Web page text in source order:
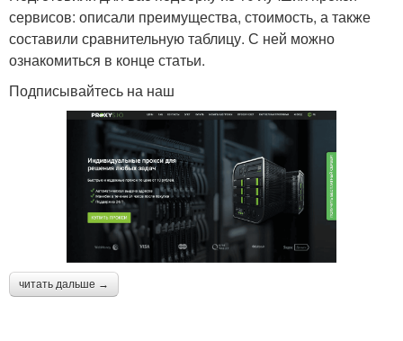
сервисов: описали преимущества, стоимость, а также
составили сравнительную таблицу. С ней можно
ознакомиться в конце статьи.
Подписывайтесь на наш
читать дальше →